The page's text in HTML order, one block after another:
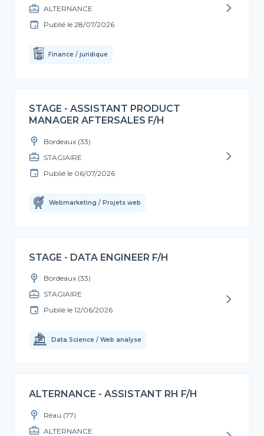
ALTERNANCE
Publié le 28/07/2026
Finance / juridique
STAGE - ASSISTANT PRODUCT
MANAGER AFTERSALES F/H
Bordeaux (33)
STAGIAIRE
Publié le 06/07/2026
Webmarketing / Projets web
STAGE - DATA ENGINEER F/H
Bordeaux (33)
STAGIAIRE
Publié le 12/06/2026
Data Science / Web analyse
ALTERNANCE - ASSISTANT RH F/H
Réau (77)
ALTERNANCE